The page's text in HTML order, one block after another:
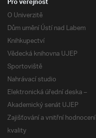
Pro veřejnost
O Univerzitě
Dům umění Ústí nad Labem
Knihkupectví
Vědecká knihovna UJEP
Sportoviště
Nahrávací studio
Elektronická úřední deska –
Akademický senát UJEP
Zajišťování a vnitřní hodnocení
kvality